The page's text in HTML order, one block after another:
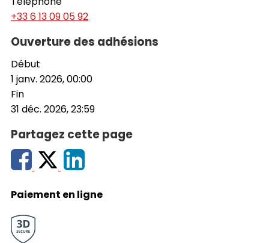
+33 6 13 09 05 92
Ouverture des adhésions
Début
1 janv. 2026, 00:00
Fin
31 déc. 2026, 23:59
Partagez cette page
Paiement en ligne